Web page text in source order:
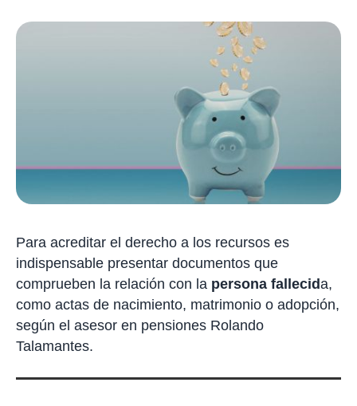
Para acreditar el derecho a los recursos es
indispensable presentar documentos que
comprueben la relación con la persona fallecida,
como actas de nacimiento, matrimonio o adopción,
según el asesor en pensiones Rolando
Talamantes.